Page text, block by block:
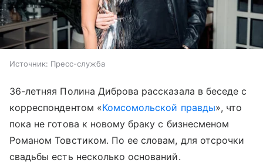
Источник: Пресс-служба
36-летняя Полина Диброва рассказала в беседе с
корреспондентом «Комсомольской правды», что
пока не готова к новому браку с бизнесменом
Романом Товстиком. По ее словам, для отсрочки
свадьбы есть несколько оснований.